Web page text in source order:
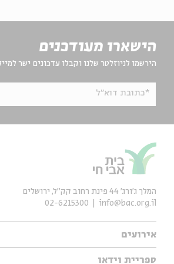
הישארו מעודכנים
הירשמו לניוזלטר שלנו וקבלו עדכונים ישר
*כתובת דוא"ל
אירועים
ספריית וידאו
המלך ג'ורג' 44 פינת רחוב קק״ל, ירושלים
info@bac.org.il
02-6215300